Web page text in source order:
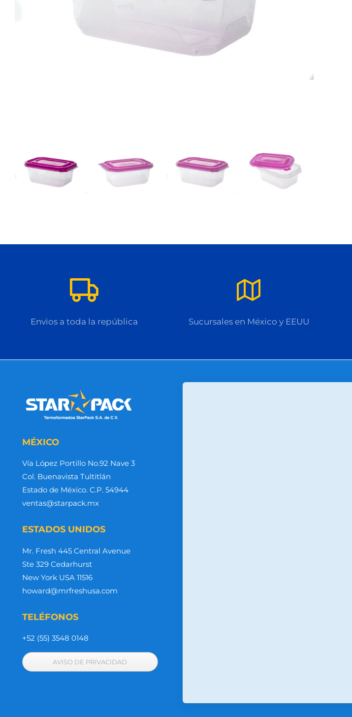
Envìos a toda la república Sucursales en México y EEUU
MÉXICO
Vía López Portillo No.92 Nave 3
Col. Buenavista Tultitlán
Estado de México. C.P. 54944
ventas@starpack.mx
ESTADOS UNIDOS
Mr. Fresh 445 Central Avenue
Ste 329 Cedarhurst
New York USA 11516
howard@mrfreshusa.com
TELÉFONOS
+52 (55) 3548 0148
AVISO DE PRIVACIDAD